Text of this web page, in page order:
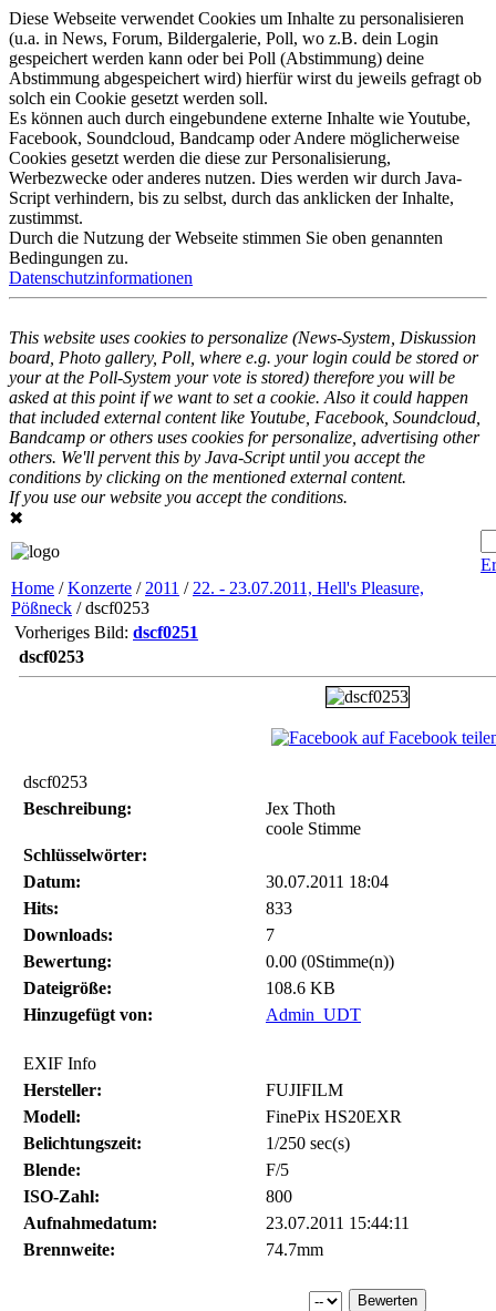
Diese Webseite verwendet Cookies um Inhalte zu personalisieren
(u.a. in News, Forum, Bildergalerie, Poll, wo z.B. dein Login
gespeichert werden kann oder bei Poll (Abstimmung) deine
Abstimmung abgespeichert wird) hierfür wirst du jeweils gefragt ob
solch ein Cookie gesetzt werden soll.
Es können auch durch eingebundene externe Inhalte wie Youtube,
Facebook, Soundcloud, Bandcamp oder Andere möglicherweise
Cookies gesetzt werden die diese zur Personalisierung,
Werbezwecke oder anderes nutzen. Dies werden wir durch Java-
Script verhindern, bis zu selbst, durch das anklicken der Inhalte,
zustimmst.
Durch die Nutzung der Webseite stimmen Sie oben genannten
Bedingungen zu.
Datenschutzinformationen
This website uses cookies to personalize (News-System, Diskussion
board, Photo gallery, Poll, where e.g. your login could be stored or
your at the Poll-System your vote is stored) therefore you will be
asked at this point if we want to set a cookie. Also it could happen
that included external content like Youtube, Facebook, Soundcloud,
Bandcamp or others uses cookies for personalize, advertising other
others. We'll pervent this by Java-Script until you accept the
conditions by clicking on the mentioned external content.
If you use our website you accept the conditions.
✖
Home /Konzerte / 2011 / 22. - 23.07.2011, Hell's Pleasure,
Pößneck / dscf0253
Vorheriges Bild: dscf0251
dscf0253
auf Facebook
dscf0253
Beschreibung:
Jex Thoth
coole Stimme
Schlüsselwörter:
Datum:
30.07.2011 18:04
Hits:
833
Downloads:
7
Bewertung:
0.00 (0Stimme(n))
Dateigröße:
108.6 KB
Hinzugefügt von:
Admin_UDT
EXIF Info
Hersteller:
FUJIFILM
Modell:
FinePix HS20EXR
Belichtungszeit:
1/250 sec(s)
Blende:
F/5
ISO-Zahl:
800
Aufnahmedatum:
23.07.2011 15:44:11
Brennweite:
74.7mm